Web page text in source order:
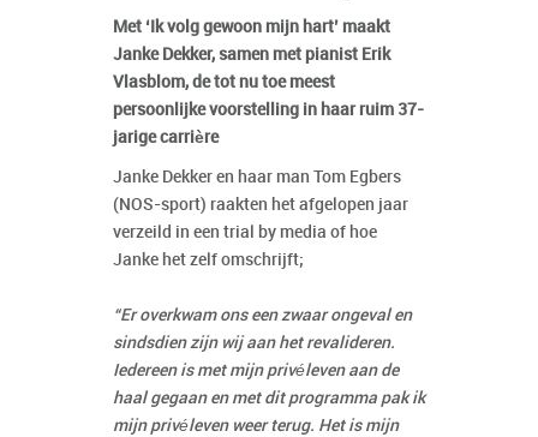
Met ‘Ik volg gewoon mijn hart’ maakt
Janke Dekker, samen met pianist Erik
Vlasblom, de tot nu toe meest
persoonlijke voorstelling in haar ruim 37-
jarige carrière
Janke Dekker en haar man Tom Egbers
(NOS-sport) raakten het afgelopen jaar
verzeild in een trial by media of hoe
Janke het zelf omschrijft;
“Er overkwam ons een zwaar ongeval en
sindsdien zijn wij aan het revalideren.
Iedereen is met mijn privéleven aan de
haal gegaan en met dit programma pak ik
mijn privéleven weer terug. Het is mijn